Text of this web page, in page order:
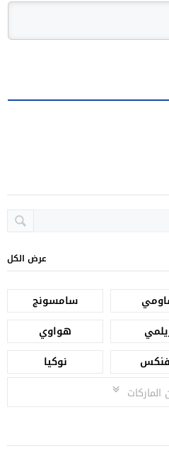
عرض الكل
سامسونج
هواوي
نوكيا
الماركات